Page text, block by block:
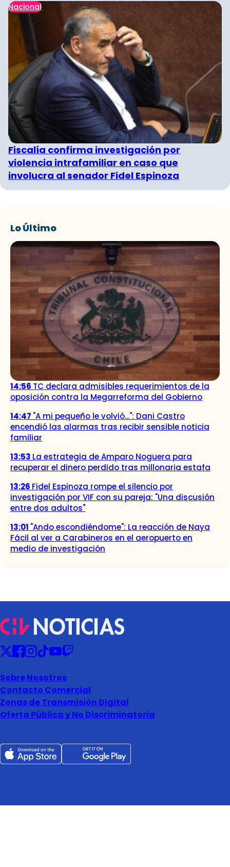
Nacional
Fiscalía confirma investigación por
violencia intrafamiliar en caso que
involucra al senador Fidel Espinoza
Lo Último
14:56 TC declara admisibles requerimientos de la
oposición contra la Megarreforma del Gobierno
14:47 "A mi pequeño le volvió...": Dani Castro
encendió las alarmas tras recibir sensible noticia
familiar
13:53 La estrategia de Amparo Noguera para
recuperar el dinero perdido tras millonaria estafa
13:26 Fidel Espinoza rompe el silencio por
investigación por VIF con su pareja: "Una discusión
entre dos adultos"
13:01 "Ando escondiéndome": La reacción de Naya
Fácil al ver a Carabineros en el aeropuerto en
medio de investigación
Sobre Nosotros
Contacto Comercial
Zonas de Transmisión Digital
Oferta Pública y No Discriminatoria